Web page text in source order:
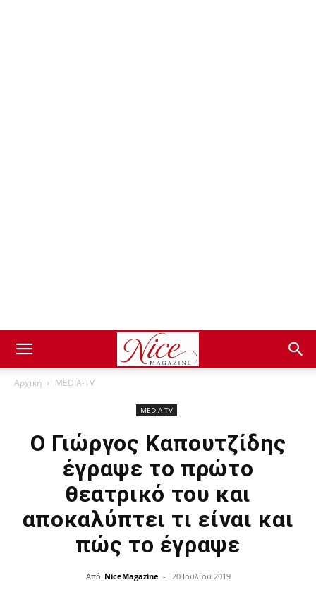
Αρχική ΜEDIA-TV
ΜEDIA-TV
Ο Γιώργος Καπουτζίδης
έγραψε το πρώτο
θεατρικό του και
αποκαλύπτει τι είναι και
πώς το έγραψε
Από NiceMagazine - 20 Ιουλίου 2019